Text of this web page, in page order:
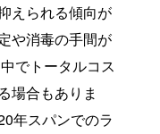
えられる傾向が
や消毒の手間が
でトータルコス
場合もありま
年スパンでのラ